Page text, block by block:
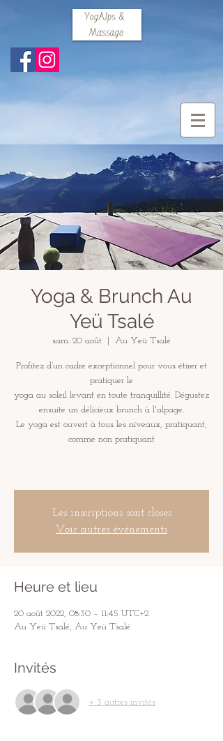
Yoga & Brunch Au
Yeü Tsalé
sam. 20 août Au Yeü Tsalé
Profitez d’un cadre exceptionnel pour vous étirer et
pratiquer le
yoga au soleil levant en toute tranquillité. Dégustez
ensuite un délicieux brunch à l'alpage.
Le yoga est ouvert à tous les niveaux, pratiquant,
comme non pratiquant
Les inscriptions sont closes
Voir autres événements
Heure et lieu
20 août 2022, 08:30 – 11:45 UTC+2
Au Yeü Tsalé, Au Yeü Tsalé
Invités
+ 3 autres invités